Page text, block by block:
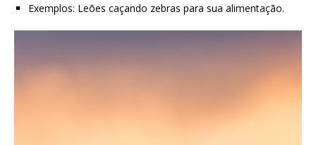
Exemplos: Leões caçando zebras para sua alimentação.